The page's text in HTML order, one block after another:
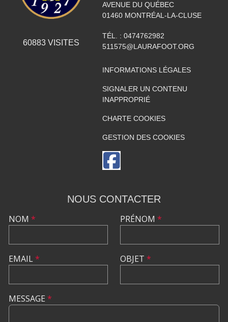
60883VISITES
AVENUE DU QUÉBEC
01460 MONTRÉAL-LA-CLUSE
TÉL. : 0474762982
511575@LAURAFOOT.ORG
INFORMATIONS LÉGALES
SIGNALER UN CONTENU
INAPPROPRIÉ
CHARTE COOKIES
GESTION DES COOKIES
NOUS CONTACTER
NOM *
EMAIL*
PRÉNOM *
OBJET *
MESSAGE *